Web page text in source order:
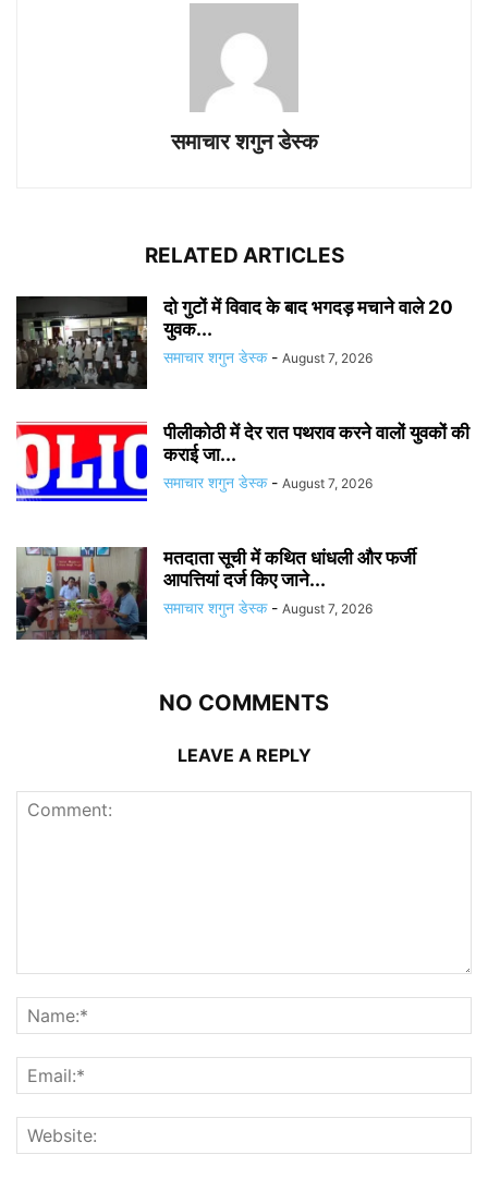
समाचार शगुन डेस्क
RELATED ARTICLES
दो गुटों में विवाद के बाद भगदड़ मचाने वाले 20
युवक...
समाचार शगुन डेस्क - August 7, 2026
पीलीकोठी में देर रात पथराव करने वालों युवकों की
कराई जा...
समाचार शगुन डेस्क - August 7, 2026
मतदाता सूची में कथित धांधली और फर्जी
आपत्तियां दर्ज किए जाने...
समाचार शगुन डेस्क - August 7, 2026
NO COMMENTS
LEAVE A REPLY